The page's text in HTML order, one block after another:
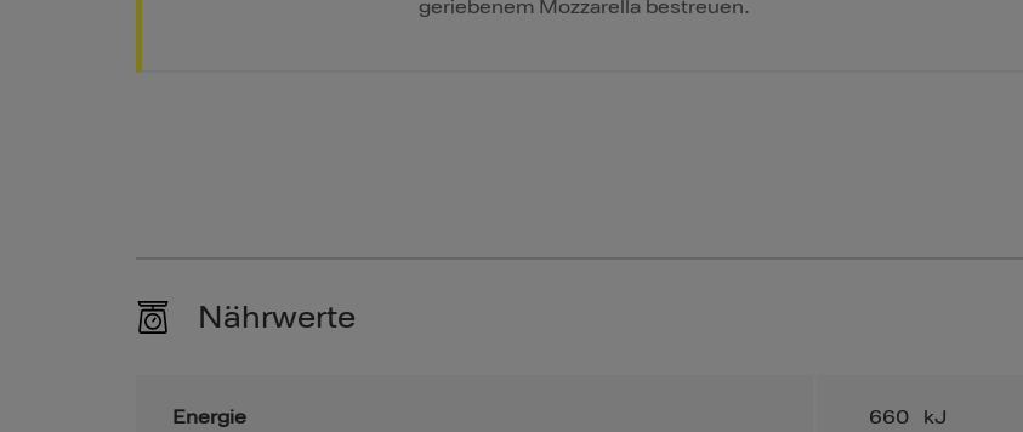
geriebenem Mozzarella bestreuen.
Nährwerte
Energie 660
kJ